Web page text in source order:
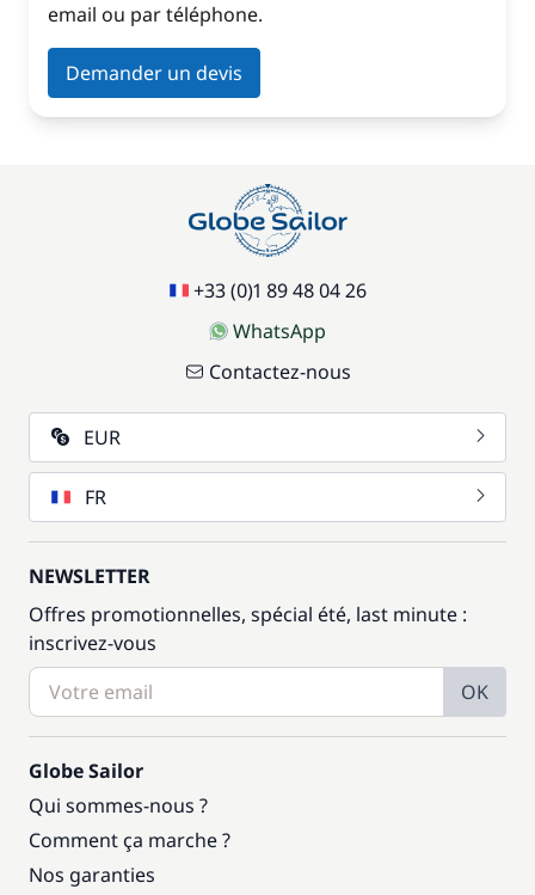
email ou par téléphone.
Demander un devis
+33 (0)1 89 48 04 26
WhatsApp
Contactez-nous
EUR
FR
NEWSLETTER
Offres promotionnelles, spécial été, last minute :
inscrivez-vous
OK
Globe Sailor
Qui sommes-nous ?
Comment ça marche ?
Nos garanties